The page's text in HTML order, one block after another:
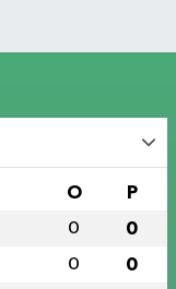
O P
0 0
0 0